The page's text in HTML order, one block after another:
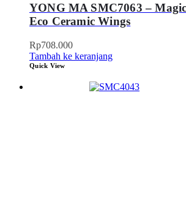
YONG MA SMC7063 –
Eco Ceramic Wings
Rp708.000
Tambah ke keranjang
Quick View